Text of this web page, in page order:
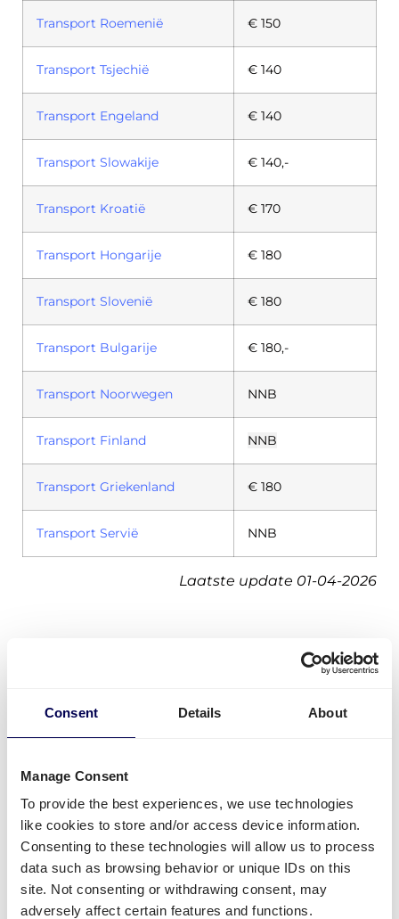
Consent Details About
Manage Consent
To provide the best experiences, we use technologies
like cookies to store and/or access device information.
Consenting to these technologies will allow us to process
data such as browsing behavior or unique IDs on this
site. Not consenting or withdrawing consent, may
adversely affect certain features and functions.
Transport Roemenië € 150
Transport Tsjechië € 140
Transport Engeland € 140
Transport Slowakije € 140,-
Transport Kroatië € 170
Transport Hongarije € 180
Transport Slovenië € 180
Transport Bulgarije € 180,-
Transport Noorwegen NNB
Transport Finland NNB
Transport Griekenland € 180
Transport Servië NNB
Laatste update 01-04-2026
Minder dan 10 pallets per
maand?
Voor uitzonderlijke of incidentele zendingen